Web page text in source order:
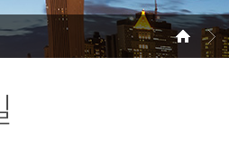
사진/영상